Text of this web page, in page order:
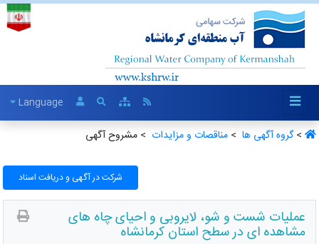
Language
>گروه آگهی ها ‏>مناقصات و مزایدات ‏> مشروح آگهی
شرکت در آگهی و دریافت اسناد
عملیات شست و شو، لایروبی و احیای چاه های
مشاهده ای در سطح استان کرمانشاه